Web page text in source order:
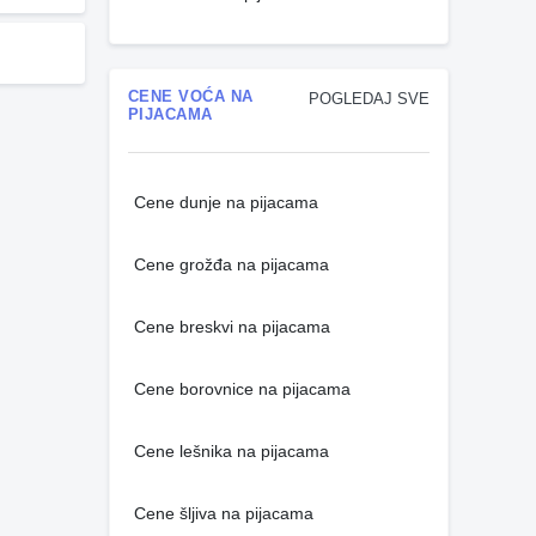
POGLEDAJ SVE
CENE VOĆA NA
PIJACAMA
Cene dunje na pijacama
Cene grožđa na pijacama
Cene breskvi na pijacama
Cene borovnice na pijacama
Cene lešnika na pijacama
Cene šljiva na pijacama